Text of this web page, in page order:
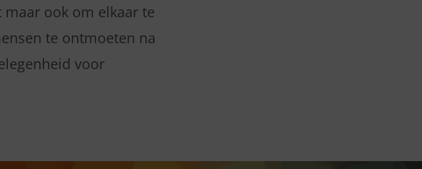
ook om elkaar te
te ontmoeten na
voor